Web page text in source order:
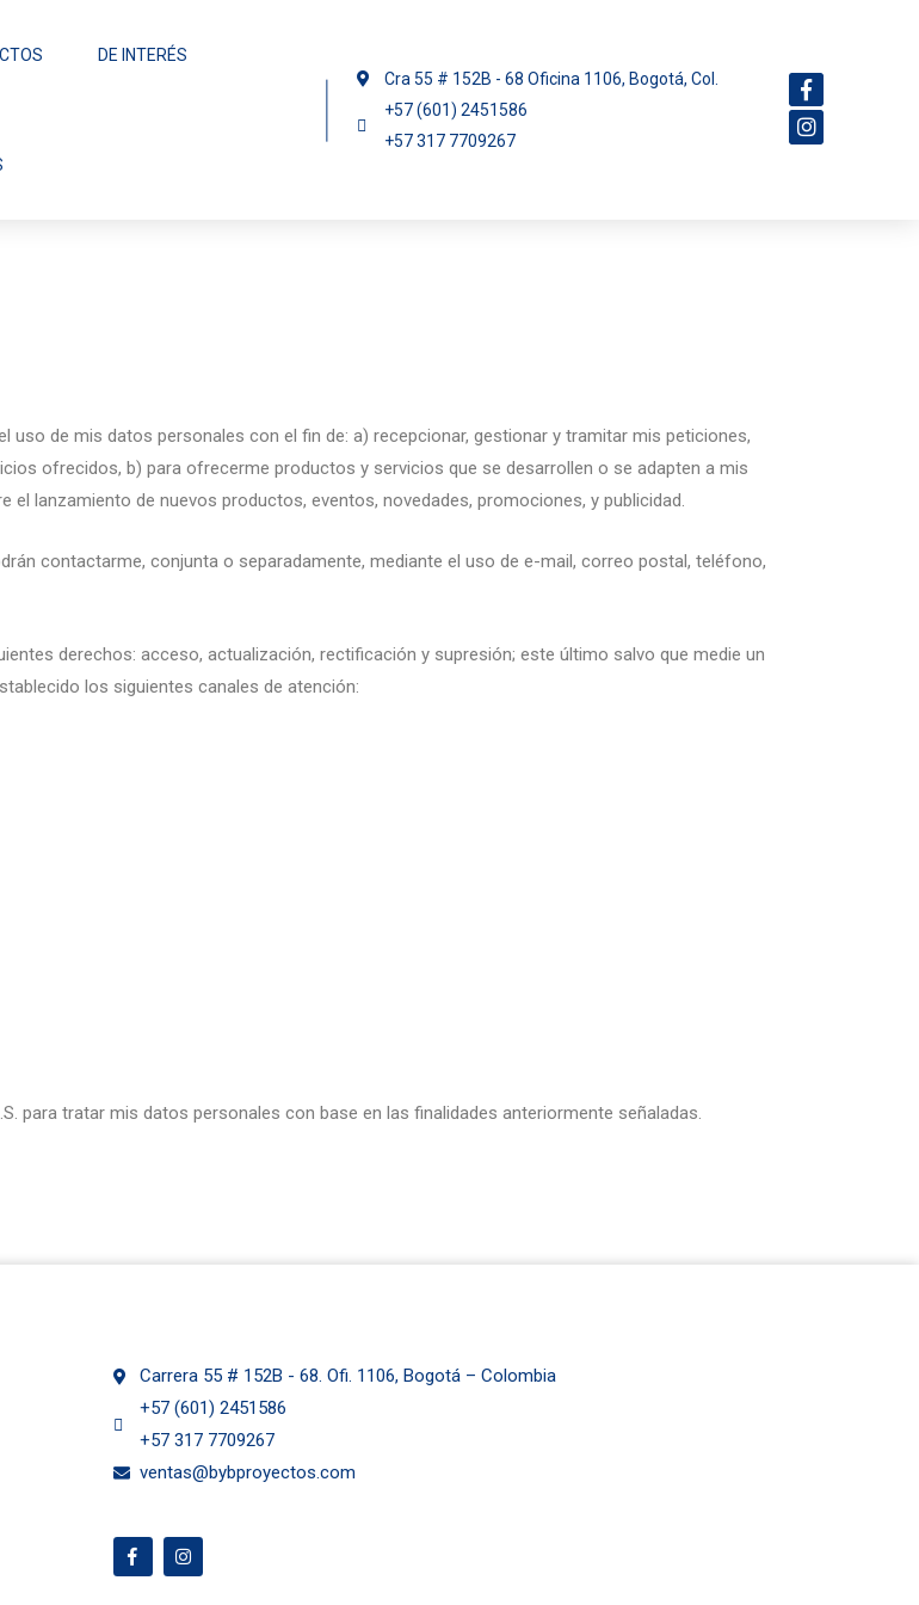
DE INTERÉS
Cra 55 # 152B - 68 Oficina 1106, Bogotá, Col.
+57 (601) 2451586
+57 317 7709267
uso de mis datos personales con el fin de: a) recepcionar, gestionar y tramitar mis peticiones,
ofrecidos, b) para ofrecerme productos y servicios que se desarrollen o se adapten a mis
lanzamiento de nuevos productos, eventos, novedades, promociones, y publicidad.
contactarme, conjunta o separadamente, mediante el uso de e-mail, correo postal, teléfono,
derechos: acceso, actualización, rectificación y supresión; este último salvo que medie un
los siguientes canales de atención:
para tratar mis datos personales con base en las finalidades anteriormente señaladas.
Carrera 55 # 152B - 68. Ofi. 1106, Bogotá – Colombia
+57 (601) 2451586
+57 317 7709267
ventas@bybproyectos.com